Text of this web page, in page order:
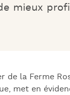
mieux
de la Ferme
met en